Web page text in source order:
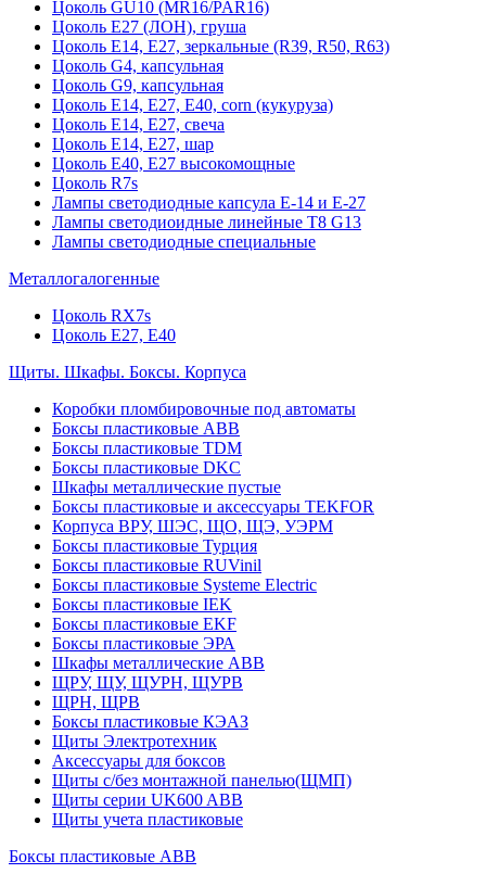
Цоколь GU10 (MR16/PAR16)
Цоколь Е27 (ЛОН), груша
Цоколь Е14, Е27, зеркальные (R39, R50, R63)
Цоколь G4, капсульная
Цоколь G9, капсульная
Цоколь Е14, Е27, Е40, corn (кукуруза)
Цоколь Е14, Е27, свеча
Цоколь Е14, Е27, шар
Цоколь Е40, Е27 высокомощные
Цоколь R7s
Лампы светодиодные капсула Е-14 и Е-27
Лампы светодиоидные линейные T8 G13
Лампы светодиодные специальные
Металлогалогенные
Цоколь RX7s
Цоколь Е27, E40
Щиты. Шкафы. Боксы. Корпуса
Коробки пломбировочные под автоматы
Боксы пластиковые ABB
Боксы пластиковые TDM
Боксы пластиковые DKC
Шкафы металлические пустые
Боксы пластиковые и аксессуары TEKFOR
Корпуса ВРУ, ШЭС, ЩО, ЩЭ, УЭРМ
Боксы пластиковые Турция
Боксы пластиковые RUVinil
Боксы пластиковые Systeme Electric
Боксы пластиковые IEK
Боксы пластиковые EKF
Боксы пластиковые ЭРА
Шкафы металлические ABB
ЩРУ, ЩУ, ЩУРН, ЩУРВ
ЩРН, ЩРВ
Боксы пластиковые КЭАЗ
Щиты Электротехник
Аксессуары для боксов
Щиты с/без монтажной панелью(ЩМП)
Щиты серии UK600 ABB
Щиты учета пластиковые
Боксы пластиковые ABB